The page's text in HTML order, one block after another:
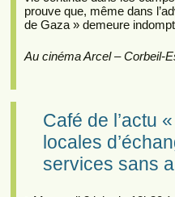
prouve que, même dans
de Gaza » demeure
Au cinéma Arcel – Corbeil-
Café de l’actu
locales
services sans